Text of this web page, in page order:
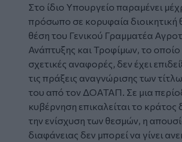
Στο ίδιο Υπουργείο παραμένει
πρόσωπο σε κορυφαία διοικητική
θέση του Γενικού Γραμματέα
Ανάπτυξης και Τροφίμων, το οποίο
σχετικές αναφορές, δεν έχει
τις πράξεις αναγνώρισης των
του από τον ΔΟΑΤΑΠ. Σε μια
κυβέρνηση επικαλείται το κράτος
την ενίσχυση των θεσμών, η
διαφάνειας δεν μπορεί να γίνει